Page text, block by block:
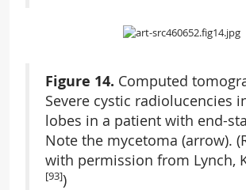
Figure 14. Computed
Severe cystic radiolucencies
lobes in a patient with end-
Note the mycetoma (arrow).
with permission from Lynch,
[93])